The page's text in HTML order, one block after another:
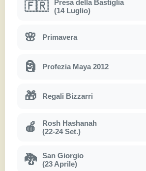
🇫🇷
Presa della Bastiglia
(14 Luglio)
🌸 Primavera
🗿 Profezia Maya 2012
🎁 Regali Bizzarri
🍎
Rosh Hashanah
(22-24 Set.)
🐉
San Giorgio
(23 Aprile)